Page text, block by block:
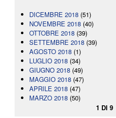
DICEMBRE 2018 (51)
NOVEMBRE 2018 (40)
OTTOBRE 2018 (39)
SETTEMBRE 2018 (39)
AGOSTO 2018 (1)
LUGLIO 2018 (34)
GIUGNO 2018 (49)
MAGGIO 2018 (47)
APRILE 2018 (47)
MARZO 2018 (50)
1 DI 9